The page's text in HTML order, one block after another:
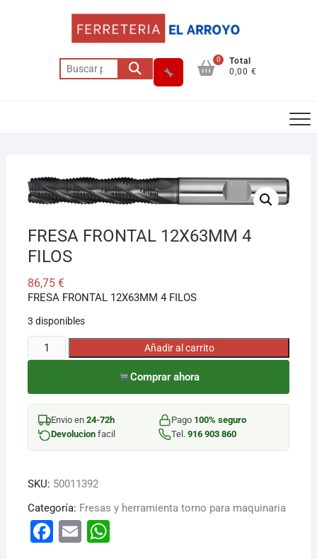
Buscar
por:
0
Total
0,00 €
FRESA FRONTAL 12X63MM 4
FILOS
86,75 €
FRESA FRONTAL 12X63MM 4 FILOS
3 disponibles
FRESA
FRONTAL
4
FILOS
cantidad
Añadir al carrito
Comprar ahora
Envio en 24-72h Pago 100% seguro
Devolucionfacil Tel. 916 903 860
SKU: 50011392
Categoría: Fresas y herramienta torno para maquinaria
F E W
Asesor El Arroyo
¡Hola! Soy el asesor virtual de Ferretería El Arroyo.
Cuéntame qué necesitas y te ayudo a encontrarlo,
aunque no sepas el nombre exacto